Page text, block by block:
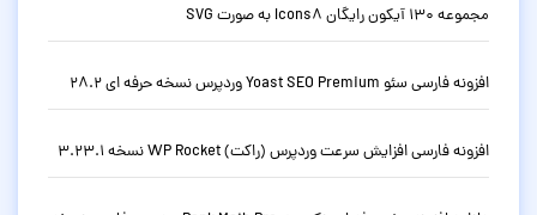
مجموعه 130 آیکون رایگان Icons8 به صورت SVG
افزونه فارسی سئو Yoast SEO Premium وردپرس نسخه حرفه ای 28.2
افزونه فارسی افزایش سرعت وردپرس (راکت) WP Rocket نسخه 3.23.1